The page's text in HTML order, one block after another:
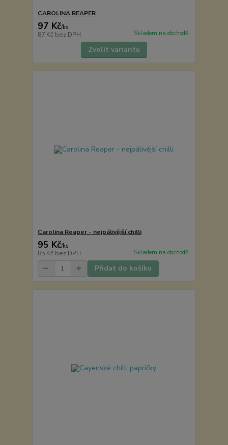
CAROLINA REAPER
97 Kč/ks
87 Kč bez DPH Skladem na obchodě
Zvolit variantu
Carolina Reaper - nejpálivější chilli
95 Kč/ks
85 Kč bez DPH Skladem na obchodě
Přidat do košíku